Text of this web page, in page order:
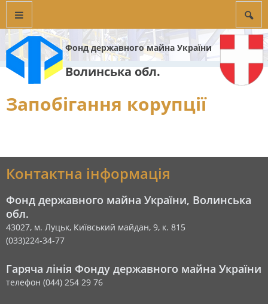
Фонд державного майна України
Волинська обл.
Запобігання корупції
Контактна інформація
Фонд державного майна України, Волинська
обл.
43027, м. Луцьк, Київський майдан, 9, к. 815
(033)224-34-77
Гаряча лінія Фонду державного майна України
телефон (044) 254 29 76